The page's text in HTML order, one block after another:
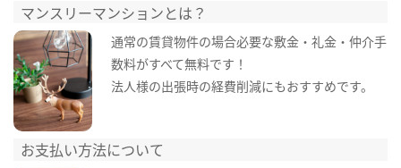
マンスリーマンションとは？
通常の賃貸物件の場合必要な敷金・礼金・仲介手
数料がすべて無料です！
法人様の出張時の経費削減にもおすすめです。
お支払い方法について